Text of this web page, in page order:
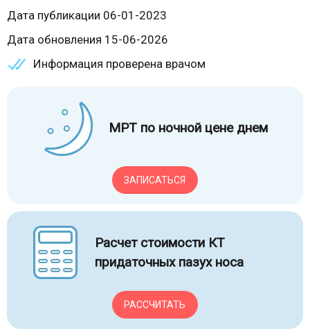
Дата публикации 06-01-2023
Дата обновления 15-06-2026
Информация проверена врачом
МРТ по ночной цене днем
ЗАПИСАТЬСЯ
Расчет стоимости КТ
придаточных пазух носа
РАССЧИТАТЬ